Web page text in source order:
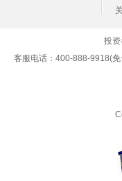
投
客服电话：400-888-9918(免